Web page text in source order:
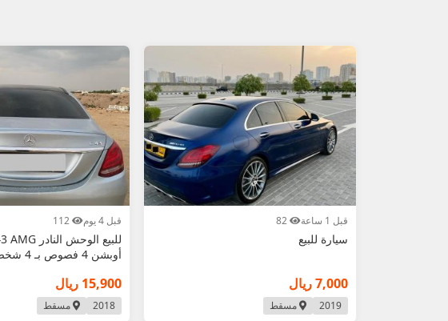
أضف إعلان C-Class الخاص بك الآن مجاناً – سواء مستعملة أو جديدة – وبِعها بسرعة! عُمانيستا... سوق C-Class الأول في عمان.
قبل 1 ساعة
سيارة للبيع
7,000 ريال
2019 مسقط
قبل 4 يوم
أوبشن 4 فصوص بـ 4 شخصي
15,900 ريال
2018 مسقط